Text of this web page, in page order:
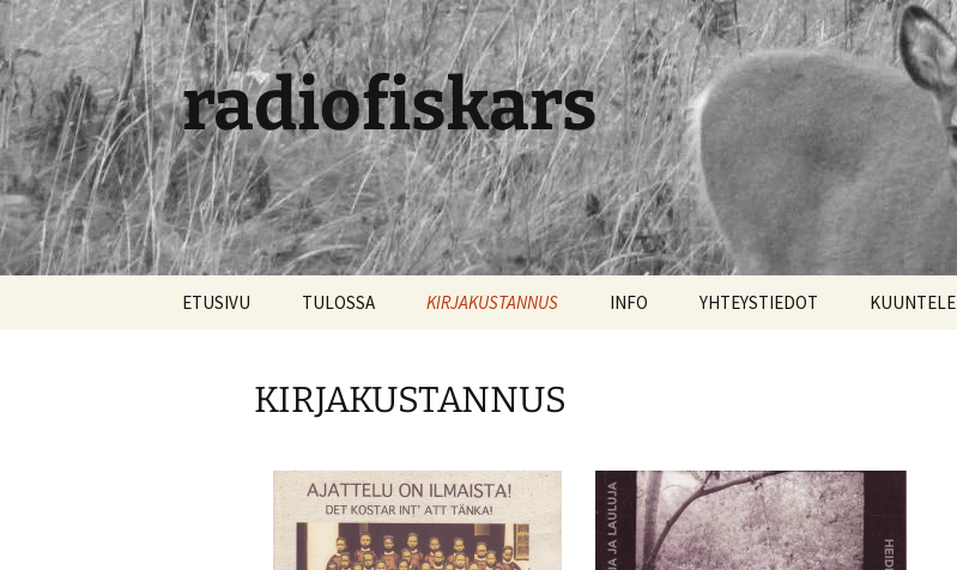
radiofiskars
ETUSIVU TULOSSA KIRJAKUSTANNUS INFO YHTEYSTIEDOT KUUNTELE
KIRJAKUSTANNUS